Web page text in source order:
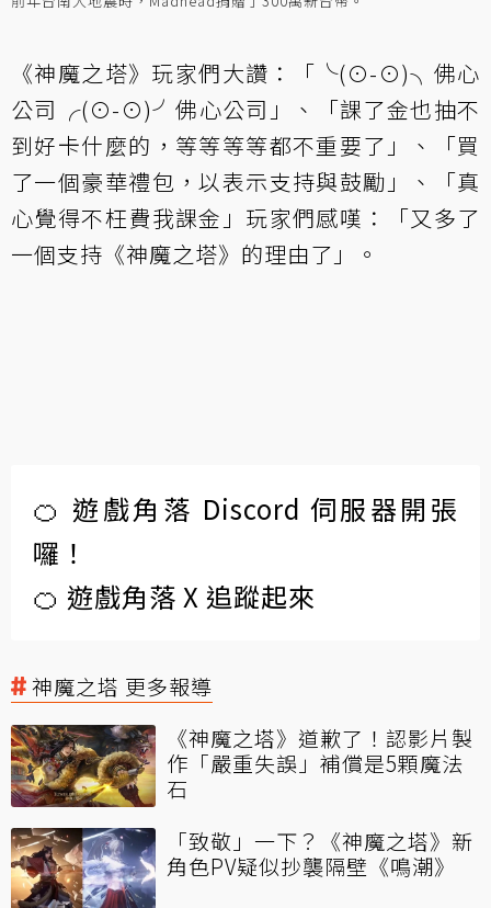
《神魔之塔》玩家們大讚：「╰(⊙-⊙)╮佛心
公司╭(⊙-⊙)╯佛心公司」、「課了金也抽不
到好卡什麼的，等等等等都不重要了」、「買
了一個豪華禮包，以表示支持與鼓勵」、「真
心覺得不枉費我課金」玩家們感嘆：「又多了
一個支持《神魔之塔》的理由了」。
🍊 遊戲角落 Discord 伺服器開張
囉！
🍊 遊戲角落 X 追蹤起來
神魔之塔 更多報導
《神魔之塔》道歉了！認影片製
作「嚴重失誤」補償是5顆魔法
石
「致敬」一下？《神魔之塔》新
角色PV疑似抄襲隔壁《鳴潮》